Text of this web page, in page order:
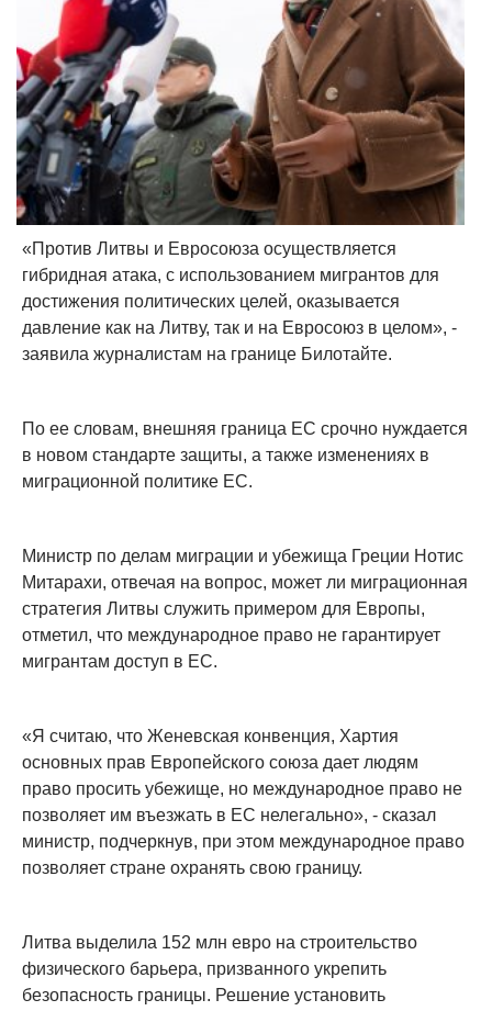
«Против Литвы и Евросоюза осуществляется
гибридная атака, с использованием мигрантов для
достижения политических целей, оказывается
давление как на Литву, так и на Евросоюз в целом», -
заявила журналистам на границе Билотайте.
По ее словам, внешняя граница ЕС срочно нуждается
в новом стандарте защиты, а также изменениях в
миграционной политике ЕС.
Министр по делам миграции и убежища Греции Нотис
Митарахи, отвечая на вопрос, может ли миграционная
стратегия Литвы служить примером для Европы,
отметил, что международное право не гарантирует
мигрантам доступ в ЕС.
«Я считаю, что Женевская конвенция, Хартия
основных прав Европейского союза дает людям
право просить убежище, но международное право не
позволяет им въезжать в ЕС нелегально», - сказал
министр, подчеркнув, при этом международное право
позволяет стране охранять свою границу.
Литва выделила 152 млн евро на строительство
физического барьера, призванного укрепить
безопасность границы. Решение установить